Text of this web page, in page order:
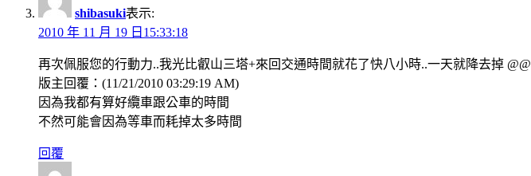
shibasuki表示:
2010 年 11 月 19 日15:33:18
再次佩服您的行動力..我光比叡山三塔+來回交通時間就花了快八小時..一天就降去掉 @@
版主回覆：(11/21/2010 03:29:19 AM)
因為我都有算好纜車跟公車的時間
不然可能會因為等車而耗掉太多時間
回覆